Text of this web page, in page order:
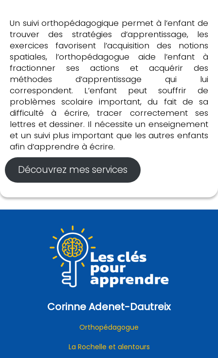
Un suivi orthopédagogique permet à l’enfant de
trouver des stratégies d’apprentissage, les
exercices favorisent l’acquisition des notions
spatiales, l’orthopédagogue aide l’enfant à
fractionner ses actions et acquérir des
méthodes d’apprentissage qui lui
correspondent. L’enfant peut souffrir de
problèmes scolaire important, du fait de sa
difficulté à écrire, tracer correctement ses
lettres et dessiner. Il nécessite un enseignement
et un suivi plus important que les autres enfants
afin d’apprendre à écrire.
Découvrez mes services
Corinne Adenet-Dautreix
Orthopédagogue
La Rochelle et alentours